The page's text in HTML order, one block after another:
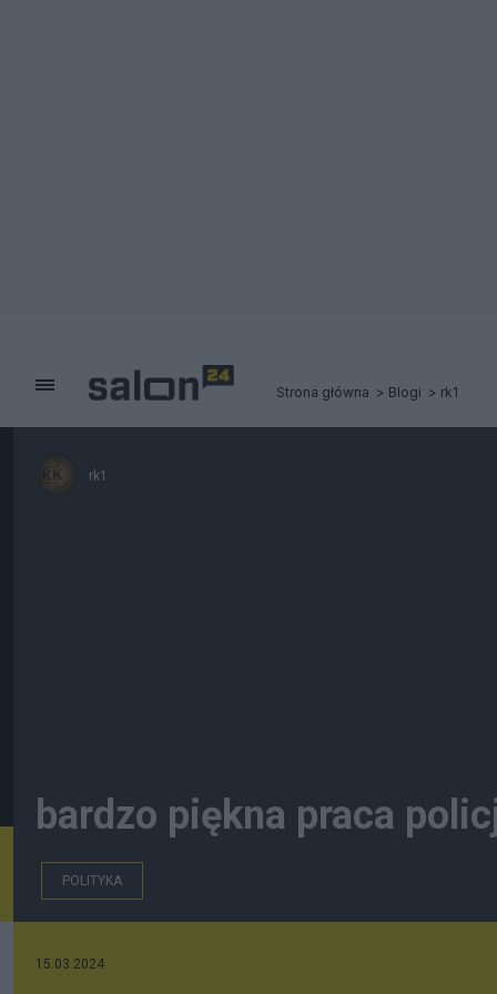
Strona główna Blogi rk1
rk1
bardzo piękna praca
POLITYKA
15.03.2024